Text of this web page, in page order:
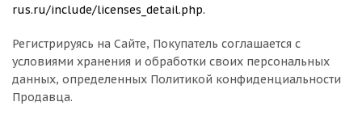
rus.ru/include/licenses_detail.php.
Регистрируясь на Сайте, Покупатель соглашается с
условиями хранения и обработки своих персональных
данных, определенных Политикой конфиденциальности
Продавца.